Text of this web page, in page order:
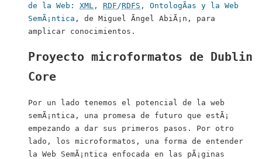
de la Web: XML , RDF /RDFS , OntologÃ­as y la Web
SemÃ¡ntica , de Miguel Ãngel AbiÃ¡n, para
amplicar conocimientos.
Proyecto microformatos de
Dublin
Core
Por un lado tenemos el potencial de la web
semÃ¡ntica, una promesa de futuro que estÃ¡
empezando a dar sus primeros pasos. Por otro
lado, los microformatos, una forma de entender
la Web SemÃ¡ntica enfocada en las pÃ¡ginas